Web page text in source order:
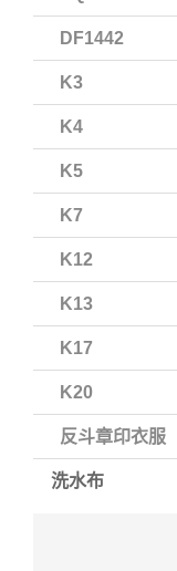
DF1442
K3
K4
K5
K7
K12
K13
K17
K20
反斗章印衣服
洗水布